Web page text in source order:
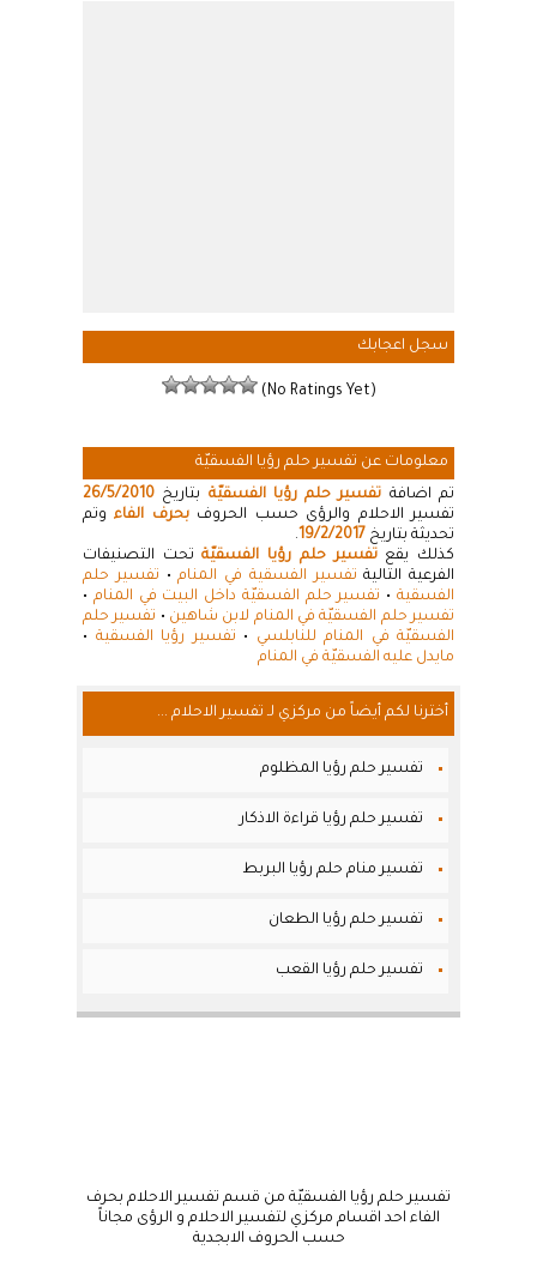
سجل اعجابك
(No Ratings Yet)
معلومات عن تفسير حلم رؤيا الفسقيّة
تم اضافة تفسير حلم رؤيا الفسقيّة بتاريخ 26/5/2010
تفسير الاحلام والرؤى حسب الحروفبحرف الفاءوتم
تحديثة بتاريخ 19/2/2017
.
كذلك يقعتفسير حلم رؤيا الفسقيّةتحت التصنيفات
الفرعية التالية تفسير الفسقية في المنام• تفسير حلم
الفسقية• تفسير حلم الفسقيّة داخل البيت في المنام •
تفسير حلم الفسقيّة في المنام لابن شاهين • تفسير حلم
الفسقيّة في المنام للنابلسي
• تفسير رؤيا الفسقية •
مايدل عليه الفسقيّة في المنام
أخترنا لكم أيضاً من مركزي لـ تفسير الاحلام ...
تفسير حلم رؤيا المظلوم
تفسير حلم رؤيا قراءة الاذكار
تفسير منام حلم رؤيا البربط
تفسير حلم رؤيا الطعان
تفسير حلم رؤيا القعب
تفسير حلم رؤيا الفسقيّة من قسم تفسير الاحلام بحرف
الفاء احد اقسام مركزي لتفسير الاحلام و الرؤى مجاناً
حسب الحروف الابجدية